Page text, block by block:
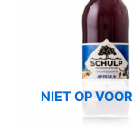
NIET OP